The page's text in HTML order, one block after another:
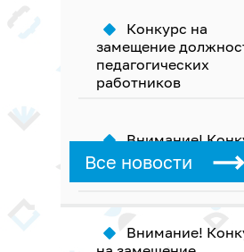
Конкурс на
замещение
педагогических
работников
Внимание!
на замещение
Внимание!
Все новости